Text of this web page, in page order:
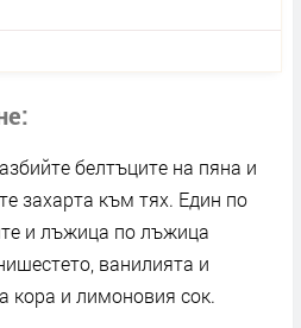
белтъците на пяна и
захарта към тях. Един по
и лъжица по лъжица
ванилията и
кора и лимоновия сок.